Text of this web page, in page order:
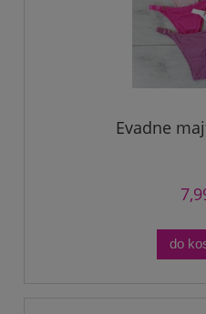
Evadne
do